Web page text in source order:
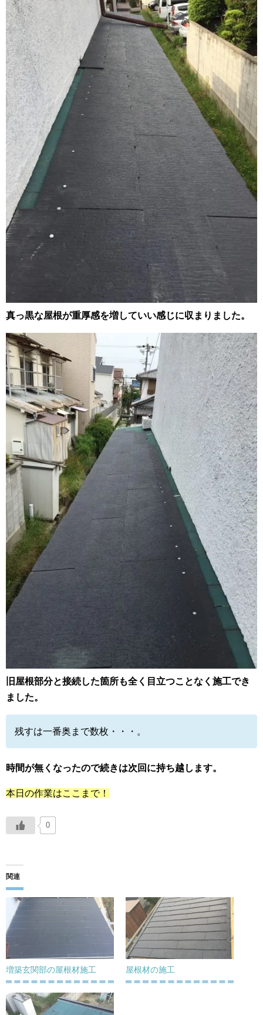
真っ黒な屋根が重厚感を増していい感じに収まりました。
旧屋根部分と接続した箇所も全く目立つことなく施工でき
ました。
残すは一番奥まで数枚・・・。
時間が無くなったので続きは次回に持ち越します。
本日の作業はここまで！
0
関連
増築玄関部の屋根材施工 屋根材の施工